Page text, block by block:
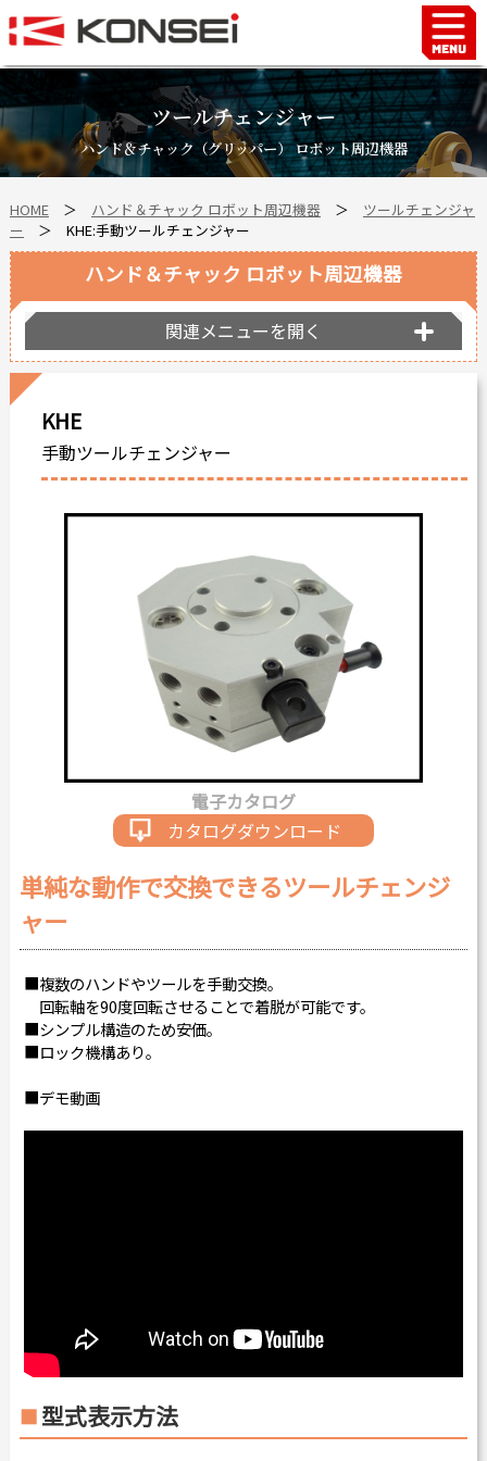
ツールチェンジャー
ハンド＆チャック（グリッパー） ロボット周辺機器
HOME＞ ハンド＆チャック ロボット周辺機器＞ ツールチェンジャ
ー ＞ KHE:手動ツールチェンジャー
KHE
手動ツールチェンジャー
電子カタログ
カタログダウンロード
単純な動作で交換できるツールチェンジ
ャー
■複数のハンドやツールを手動交換。
回転軸を90度回転させることで着脱が可能です。
■シンプル構造のため安価。
■ロック機構あり。
■デモ動画
型式表示方法
ハンド＆チャック ロボット周辺機器
関連メニューを開く
Home
ハンド＆チャックロボット周辺機器
FAシステム
スマートファクトリーLabo
自動車部品
企業情報
会社沿革
海外拠点
個人情報の取り扱い
最新情報
カタログダウンロード
お問い合わせ
Chinese